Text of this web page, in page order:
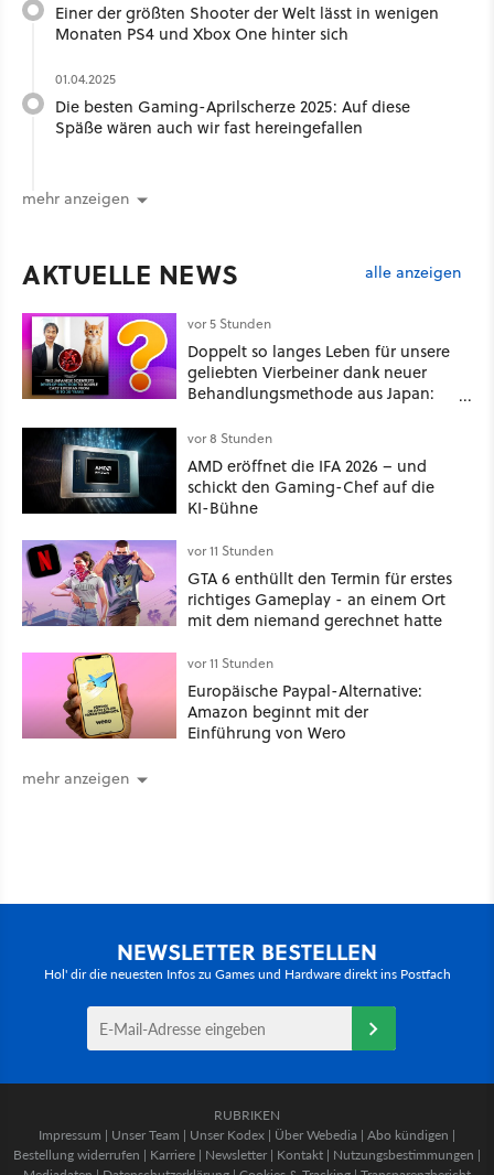
Einer der größten Shooter der Welt lässt in wenigen
Monaten PS4 und Xbox One hinter sich
01.04.2025
Die besten Gaming-Aprilscherze 2025: Auf diese
Späße wären auch wir fast hereingefallen
mehr anzeigen
AKTUELLE NEWS alle anzeigen
vor 5 Stunden
Doppelt so langes Leben für unsere
geliebten Vierbeiner dank neuer
Behandlungsmethode aus Japan:
Kommentare zeigt, dass es nicht so
einfach ist
vor 8 Stunden
AMD eröffnet die IFA 2026 – und
schickt den Gaming-Chef auf die
KI-Bühne
vor 11 Stunden
GTA 6 enthüllt den Termin für erstes
richtiges Gameplay - an einem Ort
mit dem niemand gerechnet hatte
vor 11 Stunden
Europäische Paypal-Alternative:
Amazon beginnt mit der
Einführung von Wero
mehr anzeigen
NEWSLETTER BESTELLEN
Hol' dir die neuesten Infos zu Games und Hardware direkt ins Postfach
RUBRIKEN
Impressum | Unser Team | Unser Kodex | Über Webedia | Abo kündigen |
Bestellung widerrufen | Karriere | Newsletter | Kontakt | Nutzungsbestimmungen |